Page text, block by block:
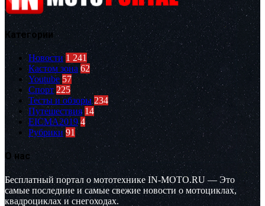
Категории
Новости 1 241
Кастом зона 62
Youtube 57
Спорт 225
Тесты и обзоры 234
Путешествия 14
EICMA2019 4
Рубрики 91
О нас
Бесплатный портал о мототехнике IN-MOTO.RU — Это
самые последние и самые свежие новости о мотоциклах,
квадроциклах и снегоходах.